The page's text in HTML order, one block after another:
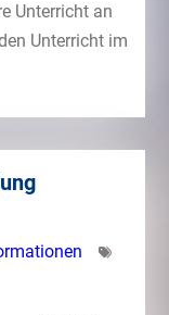
Unterricht an
Unterricht im